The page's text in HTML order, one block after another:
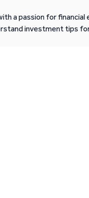
a passion for financial
investment tips